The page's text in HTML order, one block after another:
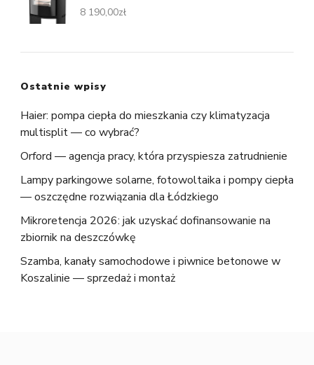
8 190,00zł
Ostatnie wpisy
Haier: pompa ciepła do mieszkania czy klimatyzacja
multisplit — co wybrać?
Orford — agencja pracy, która przyspiesza zatrudnienie
Lampy parkingowe solarne, fotowoltaika i pompy ciepła
— oszczędne rozwiązania dla Łódzkiego
Mikroretencja 2026: jak uzyskać dofinansowanie na
zbiornik na deszczówkę
Szamba, kanały samochodowe i piwnice betonowe w
Koszalinie — sprzedaż i montaż